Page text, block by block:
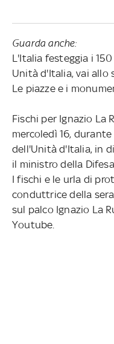
Guarda anche:
L'Italia festeggia i
Unità d'Italia, vai allo
Le piazze e i
Fischi per Ignazio La
mercoledì 16,
dell'Unità d'Italia, in
il ministro della
I fischi e le urla di
conduttrice della
sul palco Ignazio La
Youtube.